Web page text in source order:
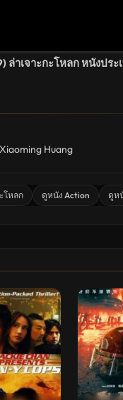
ล่าเจาะกะโหลก หนังปร
Xiaoming Huang
โหลก ดูหนัง Action ดูห